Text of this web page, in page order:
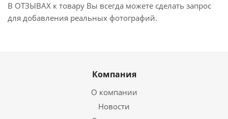
В ОТЗЫВАХ к товару Вы всегда можете сделать запрос
для добавления реальных фотографий.
Компания
О компании
Новости